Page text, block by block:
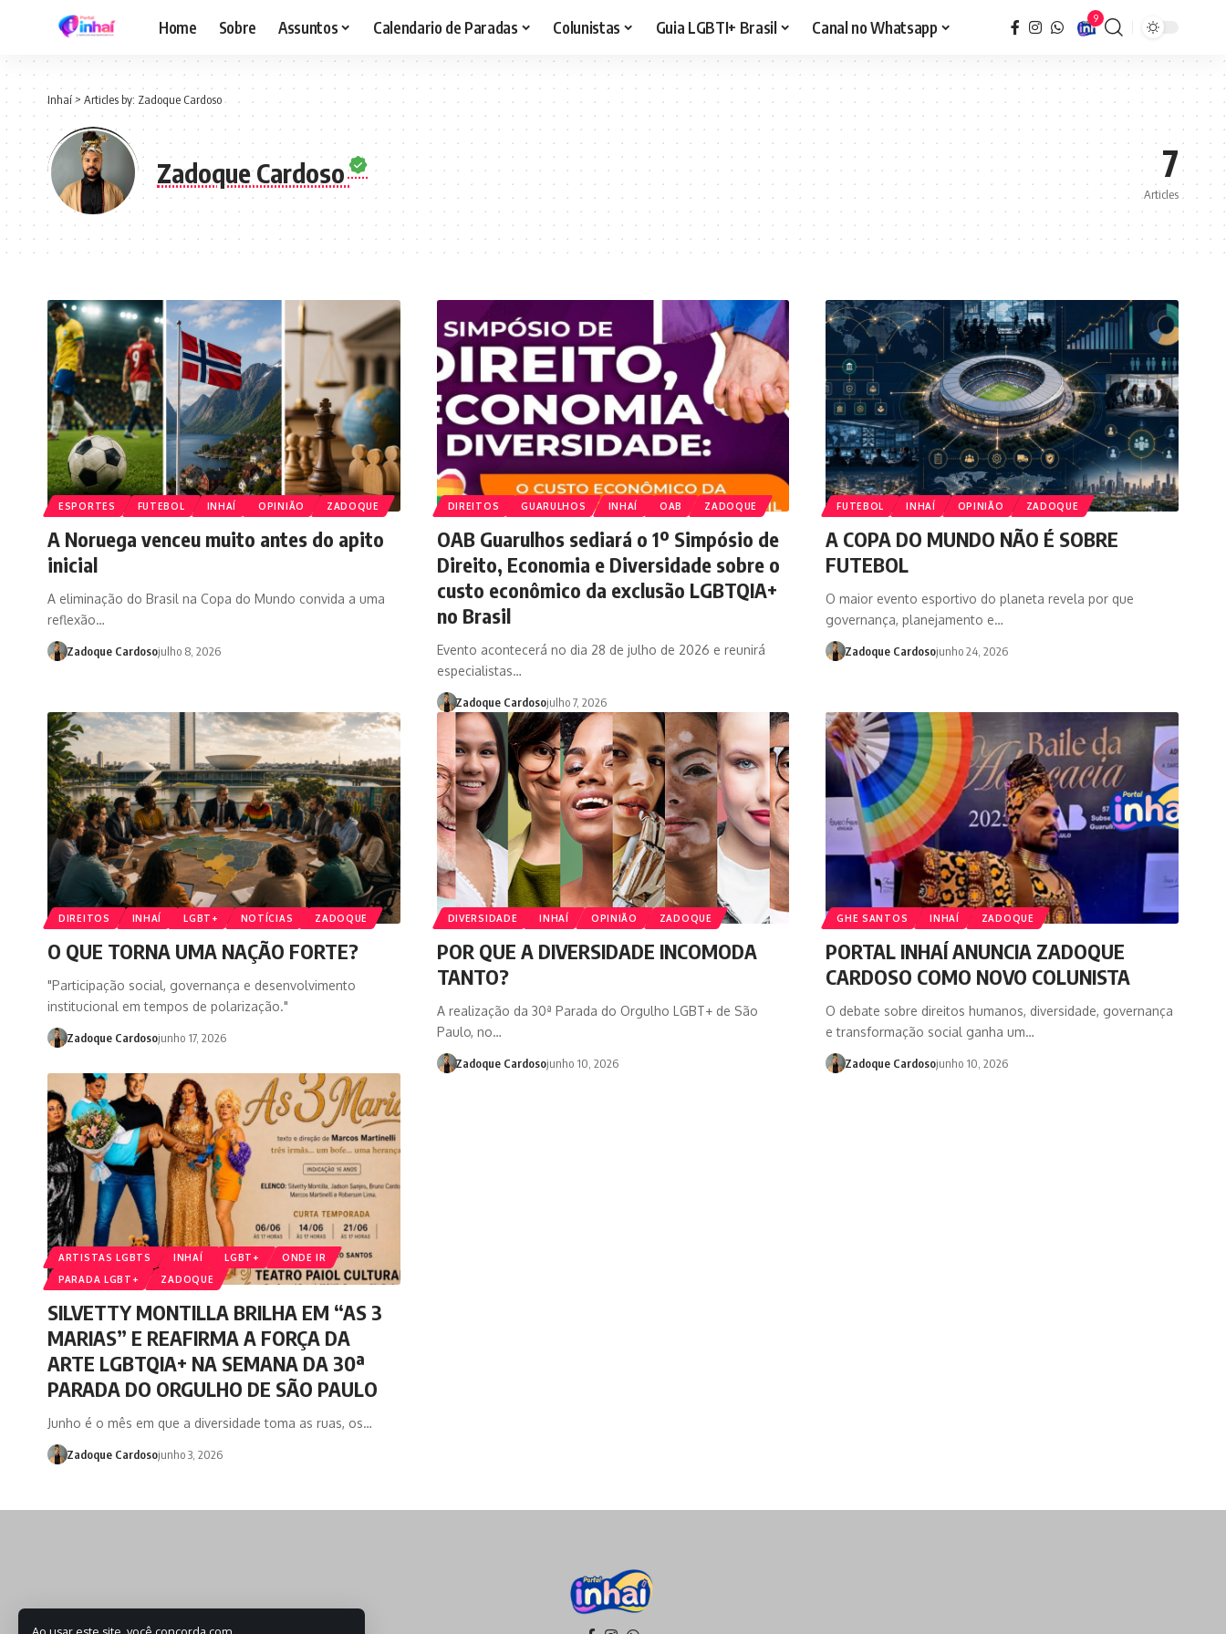
Home Sobre Assuntos Calendario de Paradas Colunistas Guia LGBTI+ Brasil Canal no Whatsapp 9
Inhaí> Articles by: Zadoque Cardoso
Zadoque Cardoso 7
Articles
ESPORTES FUTEBOL INHAÍ OPINIÃO ZADOQUE
A Noruega venceu muito antes do apito
inicial
A eliminação do Brasil na Copa do Mundo convida a uma
reflexão…
Zadoque Cardosojulho 8, 2026
DIREITOS GUARULHOS INHAÍ OAB ZADOQUE
OAB Guarulhos sediará o 1º Simpósio de
Direito, Economia e Diversidade sobre o
custo econômico da exclusão LGBTQIA+
no Brasil
Evento acontecerá no dia 28 de julho de 2026 e reunirá
especialistas…
Zadoque Cardosojulho 7, 2026
FUTEBOL INHAÍ OPINIÃO ZADOQUE
A COPA DO MUNDO NÃO É SOBRE
FUTEBOL
O maior evento esportivo do planeta revela por que
governança, planejamento e…
Zadoque Cardosojunho 24, 2026
DIREITOS INHAÍ LGBT+ NOTÍCIAS ZADOQUE
O QUE TORNA UMA NAÇÃO FORTE?
"Participação social, governança e desenvolvimento
institucional em tempos de polarização."
Zadoque Cardosojunho 17, 2026
DIVERSIDADE INHAÍ OPINIÃO ZADOQUE
POR QUE A DIVERSIDADE INCOMODA
TANTO?
A realização da 30ª Parada do Orgulho LGBT+ de São
Paulo, no…
Zadoque Cardosojunho 10, 2026
GHE SANTOS INHAÍ ZADOQUE
PORTAL INHAÍ ANUNCIA ZADOQUE
CARDOSO COMO NOVO COLUNISTA
O debate sobre direitos humanos, diversidade, governança
e transformação social ganha um…
Zadoque Cardosojunho 10, 2026
ARTISTAS LGBTS INHAÍ LGBT+
ONDE IR
PARADA LGBT+
ZADOQUE
SILVETTY MONTILLA BRILHA EM “AS 3
MARIAS” E REAFIRMA A FORÇA DA
ARTE LGBTQIA+ NA SEMANA DA 30ª
PARADA DO ORGULHO DE SÃO PAULO
Junho é o mês em que a diversidade toma as ruas, os…
Zadoque Cardosojunho 3, 2026